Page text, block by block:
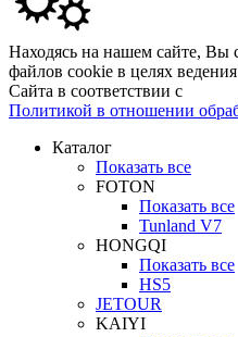
Находясь на нашем сайте, Вы
файлов cookie в целях
Сайта в соответствии с
Политикой в отношении
Каталог
Показать все
FOTON
Показать все
Tunland V7
HONGQI
Показать все
HS5
JETOUR
KAIYI